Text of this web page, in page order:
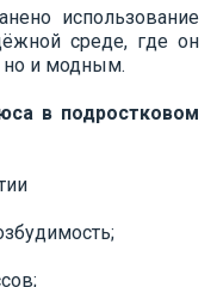
использование
среде, где он
но и модным.
в подростковом